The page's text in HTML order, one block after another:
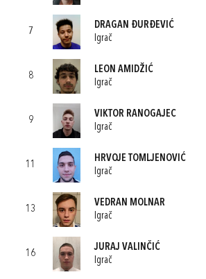
7
DRAGAN ĐURĐEVIĆ
Igrač
8
LEON AMIDŽIĆ
Igrač
9
VIKTOR RANOGAJEC
Igrač
11
HRVOJE TOMLJENOVIĆ
Igrač
13
VEDRAN MOLNAR
Igrač
16
JURAJ VALINČIĆ
Igrač